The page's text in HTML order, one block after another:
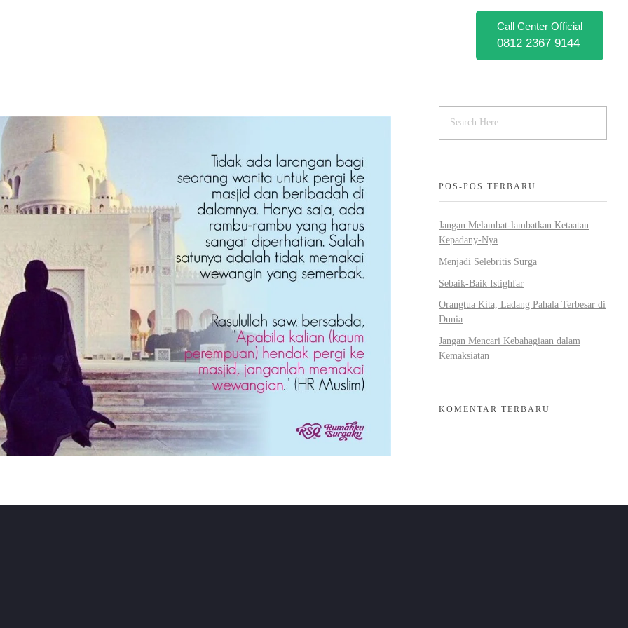
Call Center Official
0812 2367 9144
POS-POS TERBARU
Jangan Melambat-lambatkan Ketaatan
Kepadany-Nya
Menjadi Selebritis Surga
Sebaik-Baik Istighfar
Orangtua Kita, Ladang Pahala Terbesar di
Dunia
Jangan Mencari Kebahagiaan dalam
Kemaksiatan
KOMENTAR TERBARU